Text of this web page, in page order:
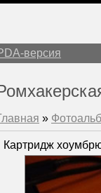
версия
»
Картридж